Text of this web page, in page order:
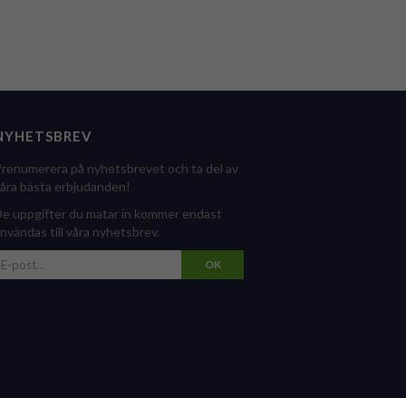
på nyhetsbrevet och ta del av
bästa erbjudanden!
uppgifter du matar in kommer endast
till våra nyhetsbrev.
OK